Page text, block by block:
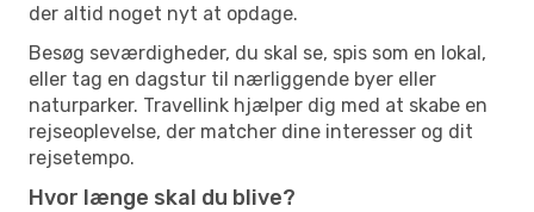
der altid noget nyt at opdage.
Besøg seværdigheder, du skal se, spis som en lokal,
eller tag en dagstur til nærliggende byer eller
naturparker. Travellink hjælper dig med at skabe en
rejseoplevelse, der matcher dine interesser og dit
rejsetempo.
Hvor længe skal du blive?